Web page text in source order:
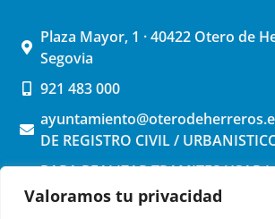
Valoramos tu privacidad
Plaza Mayor, 1 · 40422 Otero de
Segovia
921 483 000
DE REGISTRO CIVIL /
PARA REALIZAR TRAMITES USAR
ELECTRONICA (pinchar aquí)